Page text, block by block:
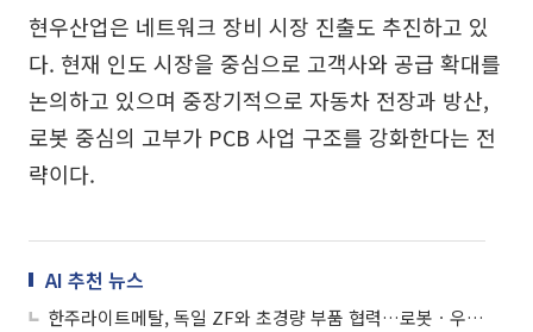
현우산업은 네트워크 장비 시장 진출도 추진하고 있
다. 현재 인도 시장을 중심으로 고객사와 공급 확대를
논의하고 있으며 중장기적으로 자동차 전장과 방산,
로봇 중심의 고부가 PCB 사업 구조를 강화한다는 전
략이다.
AI 추천 뉴스
한주라이트메탈, 독일 ZF와 초경량 부품 협력…로봇ㆍ우주항공까지 적용 영역 확대